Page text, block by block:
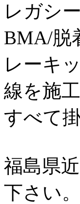
レガシ
BMA/脱
レーキ
線を施
すべて
福島県
下さい。